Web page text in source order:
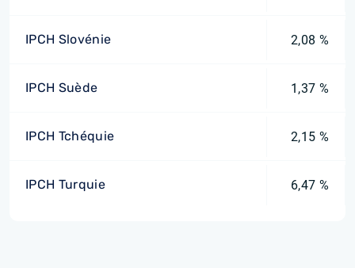
IPCH Slovénie 2,08 %
IPCH Suède 1,37 %
IPCH Tchéquie 2,15 %
IPCH Turquie 6,47 %